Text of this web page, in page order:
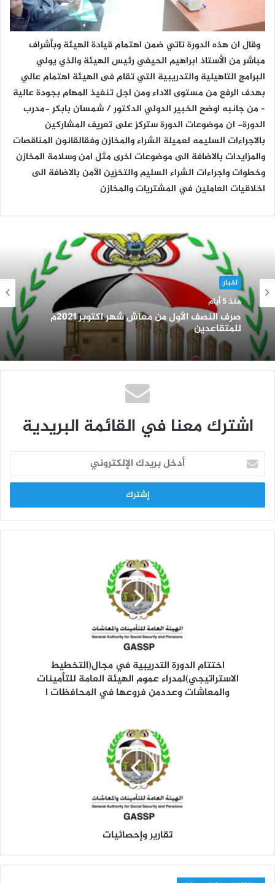
وقال ان هذه الدورة تاتي ضمن اهتمام قيادة الهيئة وبأشراف
مباشر من الأستاذ ابراهيم الحيفي رئيس الهيئة والذي يولي
البرامج التاهيلية والتدريبية التي تقام فى الهيئة اهتمام عالي
بهدف الرفع من مستوى الاداء ومن اجل تنفيذ المهام بجودة عالية
– من جانبه اوضح الخبير الدولي الدكتور / شمسان بابكر -مدرب
الدورة- ان موضوعات الدورة ستركز على تعريف المشاركين
بالاجراءات السليمه لعميلة الشراء والمخازن وفقالقانون المناقصات
والمزايدات بالاضافة الى موضوعات اخرى مثل امن وسلامة المخازن
وخطوات واجراءات الشراء السليم والتخزين الآمن بالاضافة الى
اخلاقيات العاملين في المشتريات والمخازن
اخبار
منذ 5 أيام
صرف النصف الأول من معاش شهر اكتوبر 2021م
للمتقاعدين
اشترك معنا في القائمة البريدية
خ
ب
ر
ي
اختتام الدورة التدريبية في مجال(التخطيط
الاستراتيجي)لمدراء عموم الهيئة العامة للتأمينات
والمعاشات وعددمن فروعها في المحافظات ا
تقارير وإحصائيات